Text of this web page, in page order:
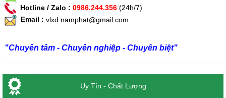
Hotline / Zalo : 0986.244.356 (24h/7)
Email : vlxd.namphat@gmail.com
"Chuyên tâm - Chuyên nghiệp - Chuyên biệt"
Uy Tín - Chất Lượng